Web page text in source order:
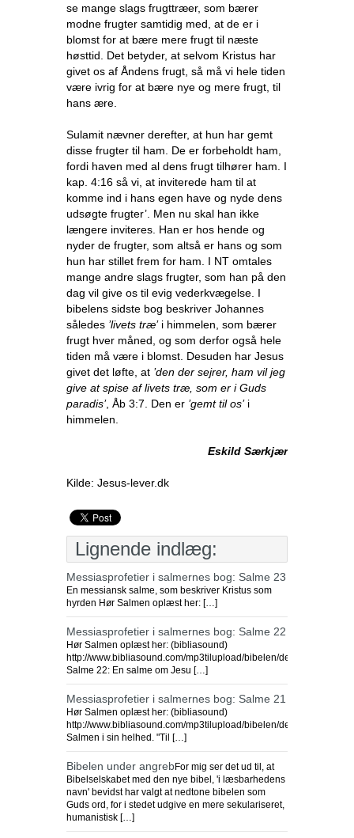
se mange slags frugttræer, som bærer
modne frugter samtidig med, at de er i
blomst for at bære mere frugt til næste
høsttid. Det betyder, at selvom Kristus har
givet os af Åndens frugt, så må vi hele tiden
være ivrig for at bære nye og mere frugt, til
hans ære.
Sulamit nævner derefter, at hun har gemt
disse frugter til ham. De er forbeholdt ham,
fordi haven med al dens frugt tilhører ham. I
kap. 4:16 så vi, at inviterede ham til at
komme ind i hans egen have og nyde dens
udsøgte frugter’. Men nu skal han ikke
længere inviteres. Han er hos hende og
nyder de frugter, som altså er hans og som
hun har stillet frem for ham. I NT omtales
mange andre slags frugter, som han på den
dag vil give os til evig vederkvægelse. I
bibelens sidste bog beskriver Johannes
således ’livets træ’i himmelen, som bærer
frugt hver måned, og som derfor også hele
tiden må være i blomst. Desuden har Jesus
givet det løfte, at ’den der sejrer, ham vil jeg
give at spise af livets træ, som er i Guds
paradis’, Åb 3:7. Den er ’gemt til os’i
himmelen.
Eskild Særkjær
Kilde: Jesus-lever.dk
Lignende indlæg:
Messiasprofetier i salmernes bog: Salme 23
En messiansk salme, som beskriver Kristus som
hyrden Hør Salmen oplæst her: […]
Messiasprofetier i salmernes bog: Salme 22
Hør Salmen oplæst her: (bibliasound)
http://www.bibliasound.com/mp3tilupload/bibelen/
Salme 22: En salme om Jesu […]
Messiasprofetier i salmernes bog: Salme 21
Hør Salmen oplæst her: (bibliasound)
http://www.bibliasound.com/mp3tilupload/bibelen/
Salmen i sin helhed. "Til […]
Bibelen under angrebFor mig ser det ud til, at
Bibelselskabet med den nye bibel, 'i læsbarhedens
navn' bevidst har valgt at nedtone bibelen som
Guds ord, for i stedet udgive en mere sekulariseret,
humanistisk […]